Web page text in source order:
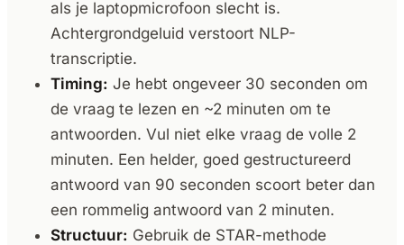
als je laptopmicrofoon slecht is.
Achtergrondgeluid verstoort NLP-
transcriptie.
Timing: Je hebt ongeveer 30 seconden om
de vraag te lezen en ~2 minuten om te
antwoorden. Vul niet elke vraag de volle 2
minuten. Een helder, goed gestructureerd
antwoord van 90 seconden scoort beter dan
een rommelig antwoord van 2 minuten.
Structuur: Gebruik de STAR-methode